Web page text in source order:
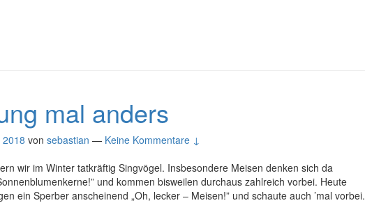
mal anders
von sebastian — Keine Kommentare ↓
wir im Winter tatkräftig Singvögel. Insbesondere Meisen denken sich da
und kommen bisweilen durchaus zahlreich vorbei. Heute
ein Sperber anscheinend „Oh, lecker – Meisen!” und schaute auch ’mal vorbei.